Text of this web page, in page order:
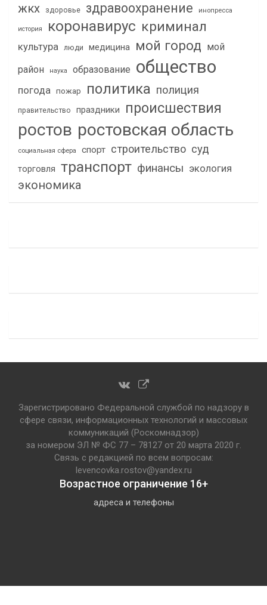
жкх здоровье здравоохранение инопресса
история коронавирус криминал
культура люди медицина мой город мой
район
наука образование общество
погода пожар политика полиция
правительство праздники происшествия
ростов ростовская область
социальная сфера спорт строительство суд
торговля транспорт финансы экология
экономика
Зарегистрировано Федеральной службой по надзору в
сфере связи, информационных технологий и массовых
коммуникаций (Роскомнадзор)
за номером ЭЛ № ФС 77 – 78127 от 20 марта 2020 г.
Связь с редакцией по всем вопросам:
levencovka.rostov@yandex.ru
Возрастное ограничение 16+
адреса и телефоны